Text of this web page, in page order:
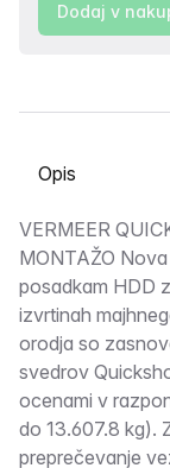
Dodaj v
Izberite zavihek
Opis
VERMEER
MONTAŽO
posadkam HDD
izvrtinah
orodja so
svedrov
ocenami v
do 13.607.8 kg).
preprečevanje